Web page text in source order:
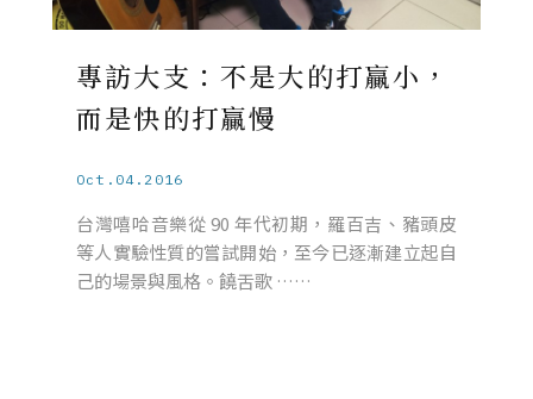
專訪大支：不是大的打贏小，
而是快的打贏慢
Oct.04.2016
台灣嘻哈音樂從 90 年代初期，羅百吉、豬頭皮
等人實驗性質的嘗試開始，至今已逐漸建立起自
己的場景與風格。饒舌歌 ……